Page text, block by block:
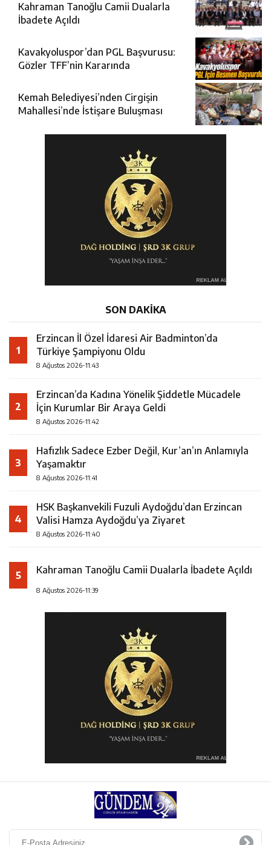
Kahraman Tanoğlu Camii Dualarla
İbadete Açıldı
Kavakyoluspor’dan PGL Başvurusu:
Gözler TFF’nin Kararında
Kemah Belediyesi’nden Cirgişin
Mahallesi’nde İstişare Buluşması
SON DAKİKA
1
Erzincan İl Özel İdaresi Air Badminton’da
Türkiye Şampiyonu Oldu
8 Ağustos 2026-11:43
2
Erzincan’da Kadına Yönelik Şiddetle Mücadele
İçin Kurumlar Bir Araya Geldi
8 Ağustos 2026-11:42
3
Hafızlık Sadece Ezber Değil, Kur’an’ın Anlamıyla
Yaşamaktır
8 Ağustos 2026-11:41
4
HSK Başkanvekili Fuzuli Aydoğdu’dan Erzincan
Valisi Hamza Aydoğdu’ya Ziyaret
8 Ağustos 2026-11:40
5 Kahraman Tanoğlu Camii Dualarla İbadete Açıldı
8 Ağustos 2026-11:39